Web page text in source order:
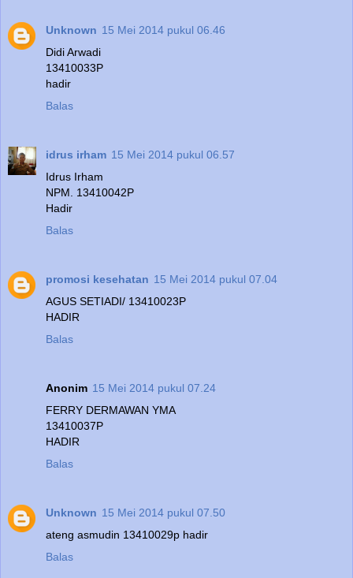
Unknown 15 Mei 2014 pukul 06.46
Didi Arwadi
13410033P
hadir
Balas
idrus irham 15 Mei 2014 pukul 06.57
Idrus Irham
NPM. 13410042P
Hadir
Balas
promosi kesehatan 15 Mei 2014 pukul 07.04
AGUS SETIADI/ 13410023P
HADIR
Balas
Anonim 15 Mei 2014 pukul 07.24
FERRY DERMAWAN YMA
13410037P
HADIR
Balas
Unknown 15 Mei 2014 pukul 07.50
ateng asmudin 13410029p hadir
Balas